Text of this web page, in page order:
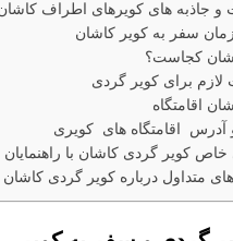
و جاذبه‌ های کویرهای اطراف
زمان سفر به کویر کاشان
کجاست؟
لازم برای کویر گردی
اقامتگاه
اقامتگاه های کویری
خاص کویر گردی کاشان با
متداول درباره کویر گردی کاشان